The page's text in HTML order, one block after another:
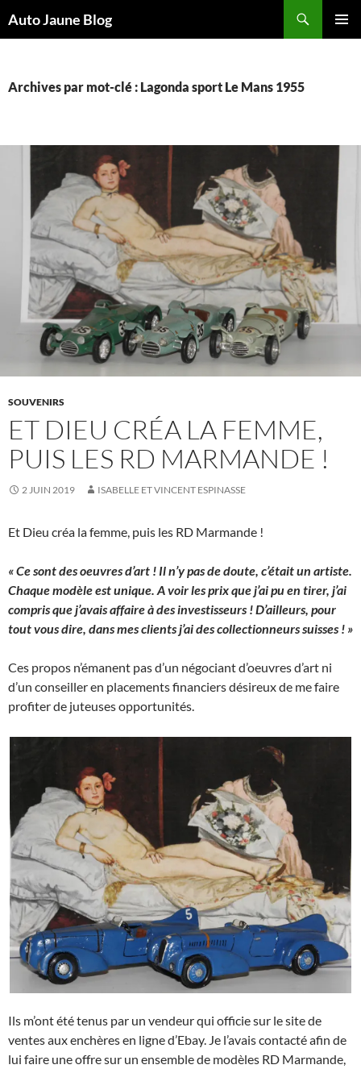
Auto Jaune Blog
Archives par mot-clé : Lagonda sport Le Mans 1955
SOUVENIRS
ET DIEU CRÉA LA FEMME,
PUIS LES RD MARMANDE !
2 JUIN 2019 ISABELLE ET VINCENT ESPINASSE
Et Dieu créa la femme, puis les RD Marmande !
« Ce sont des oeuvres d’art ! Il n’y pas de doute, c’était un artiste.
Chaque modèle est unique. A voir les prix que j’ai pu en tirer, j’ai
compris que j’avais affaire à des investisseurs ! D’ailleurs, pour
tout vous dire, dans mes clients j’ai des collectionneurs suisses ! »
Ces propos n’émanent pas d’un négociant d’oeuvres d’art ni
d’un conseiller en placements financiers désireux de me faire
profiter de juteuses opportunités.
Ils m’ont été tenus par un vendeur qui officie sur le site de
ventes aux enchères en ligne d’Ebay. Je l’avais contacté afin de
lui faire une offre sur un ensemble de modèles RD Marmande,